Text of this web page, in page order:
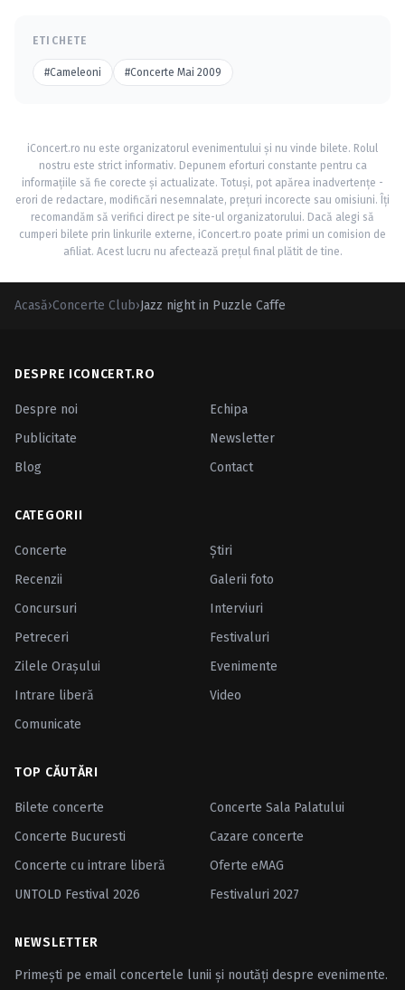
ETICHETE
#Cameleoni #Concerte Mai 2009
iConcert.ro nu este organizatorul evenimentului și nu vinde bilete. Rolul
nostru este strict informativ. Depunem eforturi constante pentru ca
informațiile să fie corecte și actualizate. Totuși, pot apărea inadvertențe -
erori de redactare, modificări nesemnalate, prețuri incorecte sau omisiuni. Îți
recomandăm să verifici direct pe site-ul organizatorului. Dacă alegi să
cumperi bilete prin linkurile externe, iConcert.ro poate primi un comision de
afiliat. Acest lucru nu afectează prețul final plătit de tine.
Acasă›Concerte Club›Jazz night in Puzzle Caffe
DESPRE ICONCERT.RO
Despre noi
Echipa
Publicitate
Newsletter
Blog
Contact
CATEGORII
Concerte
Ştiri
Recenzii
Galerii foto
Concursuri
Interviuri
Petreceri
Festivaluri
Zilele Oraşului
Evenimente
Intrare liberă
Video
Comunicate
TOP CĂUTĂRI
Bilete concerte
Concerte Sala Palatului
Concerte Bucuresti
Cazare concerte
Concerte cu intrare liberă
Oferte eMAG
UNTOLD Festival 2026
Festivaluri 2027
NEWSLETTER
Primești pe email concertele lunii și noutăți despre evenimente.